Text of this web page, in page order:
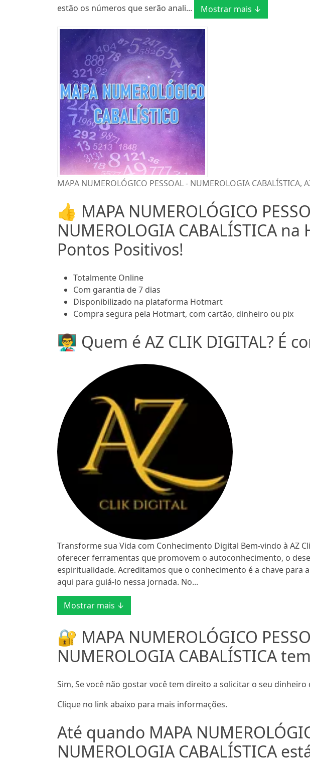
estão os números que serão anali...
Mostrar mais ↓
MAPA NUMEROLÓGICO PESSOAL - NUMEROLOGIA CABALÍSTICA,
👍 MAPA NUMEROLÓGICO
NUMEROLOGIA CABALÍSTICA
Pontos Positivos!
Totalmente Online
Com garantia de 7 dias
Disponibilizado na plataforma Hotmart
Compra segura pela Hotmart, com cartão, dinheiro ou pix
👨‍🏫 Quem é AZ CLIK DIGITAL? É
Transforme sua Vida com Conhecimento Digital Bem-vindo à AZ
oferecer ferramentas que promovem o autoconhecimento, o
espiritualidade. Acreditamos que o conhecimento é a chave para
aqui para guiá-lo nessa jornada. No...
Mostrar mais ↓
🔐 MAPA NUMEROLÓGICO
NUMEROLOGIA CABALÍSTICA
Sim, Se você não gostar você tem direito a solicitar o seu
Clique no link abaixo para mais informações.
Até quando MAPA
NUMEROLOGIA CABALÍSTICA